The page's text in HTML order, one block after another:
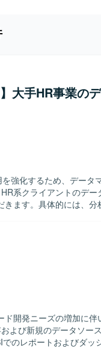
大手HR事業の
強化するため、データ
ます。具体的には、分
調査業務も一部お任せ
適切にコミュニケーシ
望ましいです。 【ポジショ
参画し、クラウドDWH
ます。多様なデータソ
じて、データエンジニ
してAzure Databricks、
びdbtを採用しており
ド開発ニーズの増加に伴
のレポートおよびダッ